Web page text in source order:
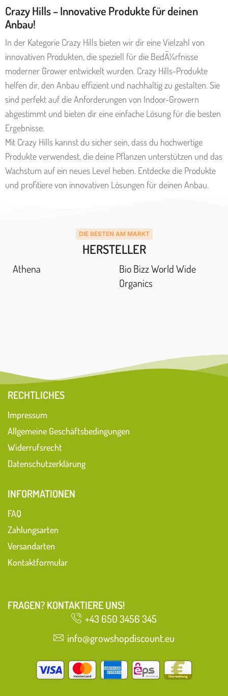
Crazy Hills – Innovative Produkte für deinen
Anbau!
In der Kategorie Crazy Hills bieten wir dir eine Vielzahl von
innovativen Produkten, die speziell für die BedÃ¼rfnisse
moderner Grower entwickelt wurden. Crazy Hills-Produkte
helfen dir, den Anbau effizient und nachhaltig zu gestalten. Sie
sind perfekt auf die Anforderungen von Indoor-Growern
abgestimmt und bieten dir eine einfache Lösung für die besten
Ergebnisse.
Mit Crazy Hills kannst du sicher sein, dass du hochwertige
Produkte verwendest, die deine Pflanzen unterstützen und das
Wachstum auf ein neues Level heben. Entdecke die Produkte
und profitiere von innovativen Lösungen für deinen Anbau.
DIE BESTEN AM MARKT
HERSTELLER
Athena
Bio Bizz World Wide
Organics
RECHTLICHES
Impressum
Allgemeine Geschäftsbedingungen
Widerrufsrecht
Datenschutzerklärung
INFORMATIONEN
FAQ
Zahlungsarten
Versandarten
Kontaktformular
FRAGEN? KONTAKTIERE UNS!
+43 650 3456 345
info@growshopdiscount.eu